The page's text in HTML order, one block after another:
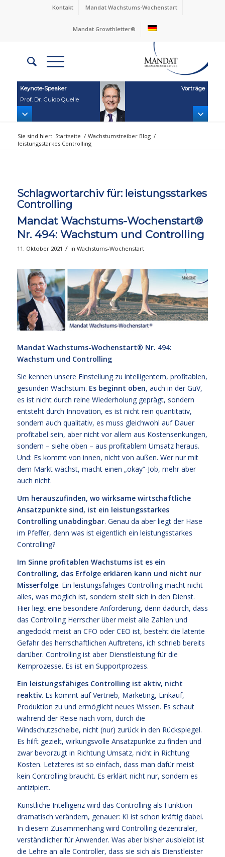
Kontakt Mandat Wachstums-Wochenstart
Mandat Growthletter®
Keynote‑Speaker
Prof. Dr. Guido Quelle
Vorträge
Sie sind hier: Startseite / Wachstumstreiber Blog /
leistungsstarkes Controlling
Schlagwortarchiv für: leistungsstarkes
Controlling
Mandat Wachstums-Wochenstart®
Nr. 494: Wachstum und Controlling
11. Oktober 2021 / in Wachstums-Wochenstart
Mandat Wachstums-Wochenstart® Nr. 494:
Wachstum und Controlling
Sie kennen unsere Einstellung zu intelligentem, profitablen,
gesunden Wachstum. Es beginnt oben, auch in der GuV,
es ist nicht durch reine Wiederholung geprägt, sondern
entsteht durch Innovation, es ist nicht rein quantitativ,
sondern auch qualitativ, es muss gleichwohl auf Dauer
profitabel sein, aber nicht vor allem aus Kostensenkungen,
sondern – siehe oben – aus profitablem Umsatz heraus.
Und: Es kommt von innen, nicht von außen. Wer nur mit
dem Markt wächst, macht einen „okay“-Job, mehr aber
auch nicht.
Um herauszufinden, wo wirksame wirtschaftliche
Ansatzpunkte sind, ist ein leistungsstarkes
Controlling unabdingbar. Genau da aber liegt der Hase
im Pfeffer, denn was ist eigentlich ein leistungsstarkes
Controlling?
Im Sinne profitablen Wachstums ist es ein
Controlling, das Erfolge erklären kann und nicht nur
Misserfolge. Ein leistungsfähiges Controlling macht nicht
alles, was möglich ist, sondern stellt sich in den Dienst.
Hier liegt eine besondere Anforderung, denn dadurch, dass
das Controlling Herrscher über meist alle Zahlen und
angedockt meist an CFO oder CEO ist, besteht die latente
Gefahr des herrschaftlichen Auftretens, ich schrieb bereits
darüber. Controlling ist aber Dienstleistung für die
Kernprozesse. Es ist ein Supportprozess.
Ein leistungsfähiges Controlling ist aktiv, nicht
reaktiv. Es kommt auf Vertrieb, Marketing, Einkauf,
Produktion zu und ermöglicht neues Wissen. Es schaut
während der Reise nach vorn, durch die
Windschutzscheibe, nicht (nur) zurück in den Rückspiegel.
Es hilft gezielt, wirkungsvolle Ansatzpunkte zu finden und
zwar bevorzugt in Richtung Umsatz, nicht in Richtung
Kosten. Letzteres ist so einfach, dass man dafür meist
kein Controlling braucht. Es erklärt nicht nur, sondern es
antizipiert.
Künstliche Intelligenz wird das Controlling als Funktion
dramatisch verändern, genauer: KI ist schon kräftig dabei.
In diesem Zusammenhang wird Controlling dezentraler,
verständlicher für Anwender. Was aber bisher ausbleibt ist
die Lehre an alle Controller, dass sie sich als Dienstleister